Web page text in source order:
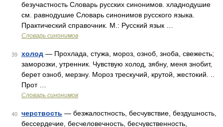
безучастность Словарь русских синонимов. хладнодушие
см. равнодушие Словарь синонимов русского языка.
Практический справочник. М.: Русский язык …
Словарь синонимов
39 холод — Прохлада, стужа, мороз, озноб, зноба, свежесть;
заморозки, утренник. Чувствую холод, зябну, меня знобит,
берет озноб, мерзну. Мороз трескучий, крутой, жестокий. ..
Прот …
Словарь синонимов
40 черствость — безжалостность, бесчувствие, бездушность,
бессердечие, бесчеловечность, бесчувственность,